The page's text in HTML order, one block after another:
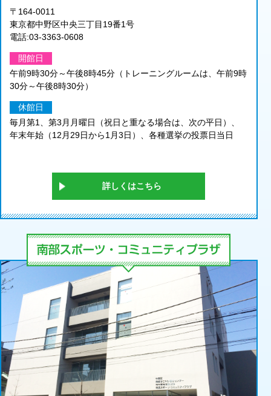
〒164-0011
東京都中野区中央三丁目19番1号
電話:03-3363-0608
開館日
午前9時30分～午後8時45分（トレーニングルームは、午前9時
30分～午後8時30分）
休館日
毎月第1、第3月月曜日（祝日と重なる場合は、次の平日）、
年末年始（12月29日から1月3日）、各種選挙の投票日当日
詳しくはこちら